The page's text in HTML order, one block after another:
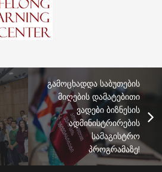
გამოცხადდა საბუთების
მიღების დამატებითი
ვადები ბიზნესის
ადმინისტრირების
სამაგისტრო
პროგრამაზე!